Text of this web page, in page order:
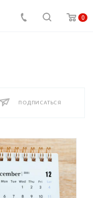
0
ПОДПИСАТЬСЯ